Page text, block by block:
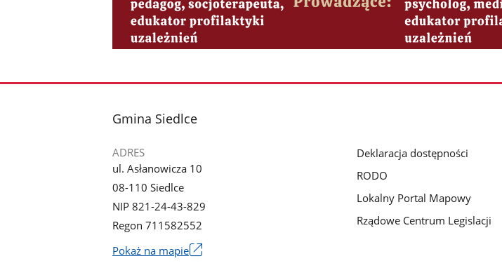
stopka
Gmina Siedlce
ADRES
ul. Asłanowicza 10
08-110 Siedlce
NIP 821-24-43-829
Regon 711582552
Pokaż na mapieLink
Deklaracja dostępności
RODO
Lokalny Portal Mapowy
Rządowe Centrum Legislacji